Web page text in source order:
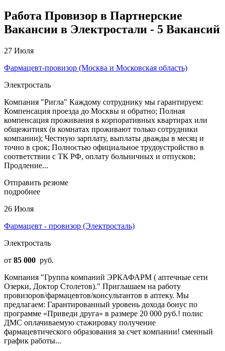
Работа Провизор в Партнерские
Вакансии в Электростали - 5 Вакансий
27 Июля
Фармацевт-провизор (Москва и Московская область)
Электросталь
Компания "Ригла" Каждому сотруднику мы гарантируем:
Компенсация проезда до Москвы и обратно; Полная
компенсация проживания в корпоративных квартирах или
общежитиях (в комнатах проживают только сотрудники
компании); Честную зарплату, выплаты дважды в месяц и
точно в срок; Полностью официальное трудоустройство в
соответствии с ТК РФ, оплату больничных и отпусков;
Продление...
Отправить резюме
подробнее
26 Июля
Фармацевт - провизор (Электросталь)
Электросталь
от 85 000 руб.
Компания "Группа компаний ЭРКАФАРМ ( аптечные сети
Озерки, Доктор Столетов)." Приглашаем на работу
провизоров/фармацевтов/консультантов в аптеку. Мы
предлагаем: Гарантированный уровень дохода бонус по
программе «Приведи друга» в размере 20 000 руб.! полис
ДМС оплачиваемую стажировку получение
фармацевтического образования за счет компании! сменный
график работы...